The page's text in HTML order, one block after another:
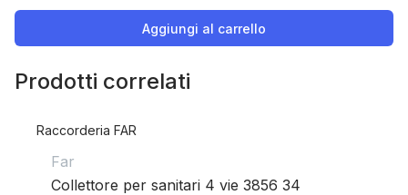
Aggiungi al carrello
Prodotti correlati
Raccorderia FAR
Far
Collettore per sanitari 4 vie 3856 34